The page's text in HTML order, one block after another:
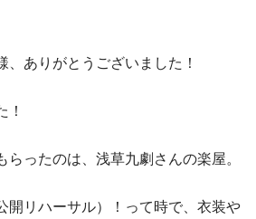
、ありがとうございました！
！
らったのは、浅草九劇さんの楽屋。
開リハーサル）！って時で、衣装や